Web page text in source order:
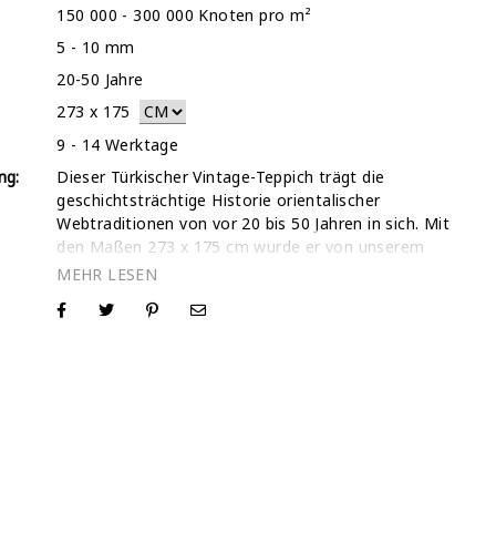
150 000 - 300 000 Knoten pro m²
5 - 10 mm
20-50 Jahre
273 x 175
9 - 14 Werktage
Dieser Türkischer Vintage-Teppich trägt die
geschichtsträchtige Historie orientalischer
Webtraditionen von vor 20 bis 50 Jahren in sich. Mit
den Maßen 273 x 175 cm wurde er von unserem
engagierten Boutique-Team handverlesen und
Architekturräume gerecht zu werden. Durch das